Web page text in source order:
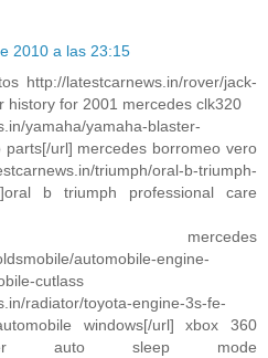
2010 a las 23:15
http://latestcarnews.in/rover/jack-
history for 2001 mercedes clk320
yamaha/yamaha-blaster-
parts[/url] mercedes borromeo vero
triumph/oral-b-triumph-
b triumph professional care
automobile-engine-
cutlass
radiator/toyota-engine-3s-fe-
windows[/url] xbox 360
auto sleep mode